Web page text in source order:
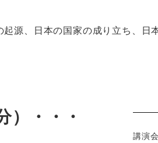
源、日本の国家の成り立ち、日
）・・・
講演